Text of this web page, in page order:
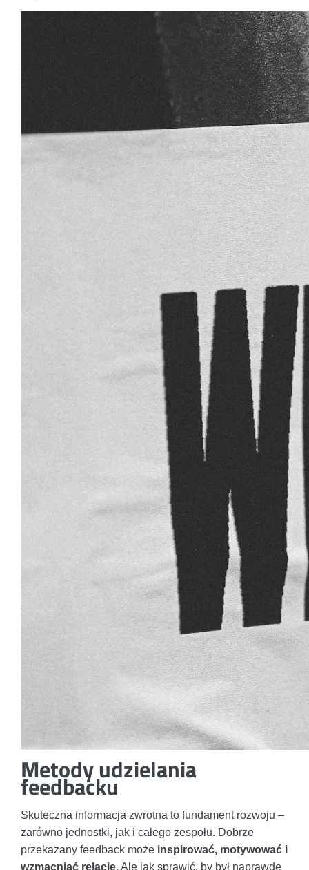
Metody udzielania
feedbacku
Skuteczna informacja zwrotna to fundament rozwoju –
zarówno jednostki, jak i całego zespołu. Dobrze
przekazany feedback może inspirować, motywować i
wzmacniać relacje. Ale jak sprawić, by był naprawdę